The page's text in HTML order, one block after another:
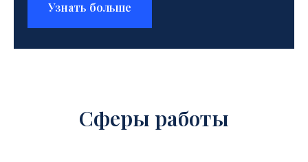
Узнать больше
Сферы работы